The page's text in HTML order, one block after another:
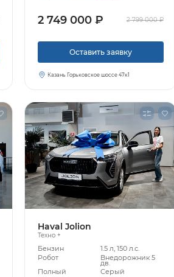
2 749 000 ₽ 2 799 000 ₽
Оставить заявку
Казань Горьковское шоссе 47к1
Узнать больше
Haval Jolion
Техно +
Бензин
1.5 л, 150 л.с.
Робот
Внедорожник 5
дв.
Полный
Серый